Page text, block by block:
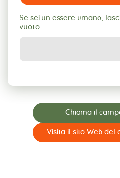
Se sei un essere umano,
vuoto.
Chiama il
Visita il sito Web del